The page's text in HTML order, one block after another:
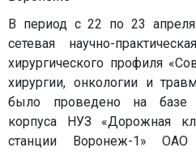
В период с 22 по 23
сетевая научно-
хирургического профиля
хирургии, онкологии и
было проведено на базе
корпуса НУЗ «Дорожная
станции Воронеж-1»